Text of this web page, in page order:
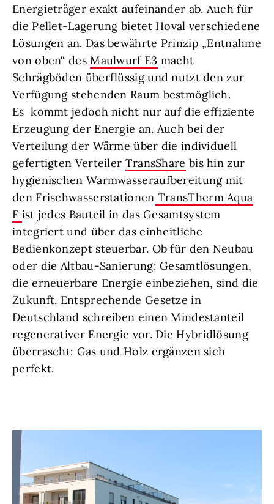
Energieträger exakt aufeinander ab. Auch für
die Pellet-Lagerung bietet Hoval verschiedene
Lösungen an. Das bewährte Prinzip „Entnahme
von oben“ desMaulwurf E3 macht
Schrägböden überflüssig und nutzt den zur
Verfügung stehenden Raum bestmöglich.
Es kommt jedoch nicht nur auf die effiziente
Erzeugung der Energie an. Auch bei der
Verteilung der Wärme über die individuell
gefertigten Verteiler TransShare bis hin zur
hygienischen Warmwasseraufbereitung mit
den Frischwasserstationen TransTherm Aqua
F ist jedes Bauteil in das Gesamtsystem
integriert und über das einheitliche
Bedienkonzept steuerbar. Ob für den Neubau
oder die Altbau-Sanierung: Gesamtlösungen,
die erneuerbare Energie einbeziehen, sind die
Zukunft. Entsprechende Gesetze in
Deutschland schreiben einen Mindestanteil
regenerativer Energie vor. Die Hybridlösung
überrascht: Gas und Holz ergänzen sich
perfekt.